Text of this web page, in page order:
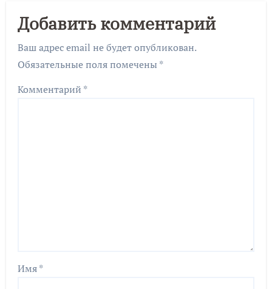
Добавить комментарий
Ваш адрес email не будет опубликован.
Обязательные поля помечены *
Комментарий *
Имя*